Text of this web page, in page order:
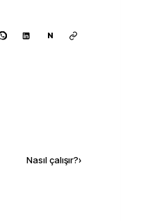
N
Nasıl çalışır?›